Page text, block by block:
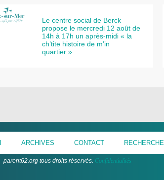
Le centre social de Berck
propose le mercredi 12 août de
14h à 17h un après-midi « la
ch’tite histoire de m’in
quartier »
ARCHIVES CONTACT RECHERCHE
parent62.org tous droits réservés. Confidentialités